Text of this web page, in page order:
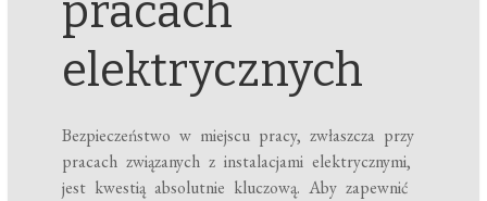
pracach
elektrycznych
Bezpieczeństwo w miejscu pracy, zwłaszcza przy
pracach związanych z instalacjami elektrycznymi,
jest kwestią absolutnie kluczową. Aby zapewnić